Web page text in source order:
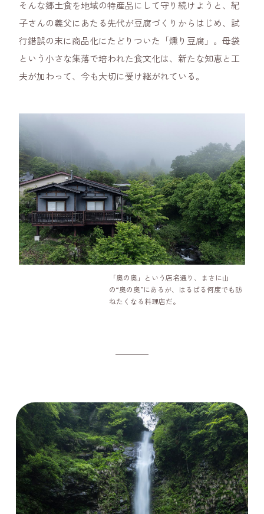
そんな郷土食を地域の特産品にして守り続けようと、紀
子さんの義父にあたる先代が豆腐づくりからはじめ、試
行錯誤の末に商品化にたどりついた「燻り豆腐」。母袋
という小さな集落で培われた食文化は、新たな知恵と工
夫が加わって、今も大切に受け継がれている。
「奥の奥」という店名通り、まさに山
の“奥の奥”にあるが、はるばる何度でも訪
ねたくなる料理店だ。